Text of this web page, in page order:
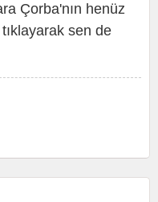
Çorba'nın henüz
sen de